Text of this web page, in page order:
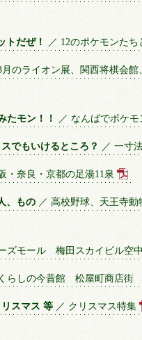
トだぜ！ ／ 12のポケモンた
月のライオン展、関西将棋会
たモン！！ ／ なんばでポケモ
でもいけるところ？ ／ 一寸
・奈良・京都の足湯11泉
、もの ／ 高校野球、天王寺
ズモール 梅田スカイビル空
らしの今昔館 松屋町商店街
スマス 等 ／ クリスマス特集